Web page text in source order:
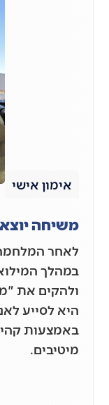
אימון אישי
משיחה
לאחר
במהלך
ולהקים את
היא לסייע
באמצעות
מיטיבים.